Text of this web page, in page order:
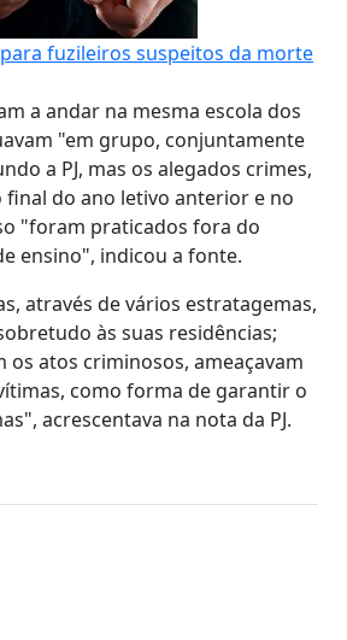
fuzileiros suspeitos da morte
a andar na mesma escola dos
"em grupo, conjuntamente
a PJ, mas os alegados crimes,
final do ano letivo anterior e no
"foram praticados fora do
ensino", indicou a fonte.
através de vários estratagemas,
às suas residências;
os atos criminosos, ameaçavam
como forma de garantir o
acrescentava na nota da PJ.